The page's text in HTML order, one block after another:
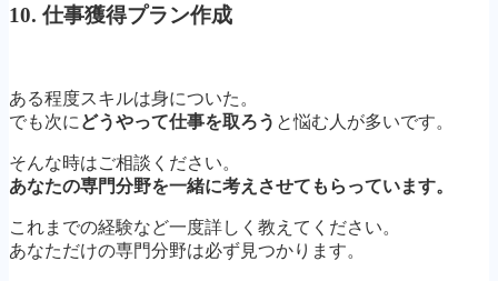
10. 仕事獲得プラン作成
ある程度スキルは身についた。
でも次にどうやって仕事を取ろう と悩む人が多いです。
そんな時はご相談ください。
あなたの専門分野を一緒に考えさせてもらっています。
これまでの経験など一度詳しく教えてください。
あなただけの専門分野は必ず見つかります。